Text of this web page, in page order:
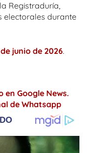
Registraduría,
electorales durante
junio de 2026.
en Google News.
de Whatsapp